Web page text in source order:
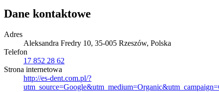
Dane kontaktowe
Adres
Aleksandra Fredry 10, 35-005 Rzeszów, Polska
Telefon
17 852 28 62
Strona internetowa
http://es-dent.com.pl/?